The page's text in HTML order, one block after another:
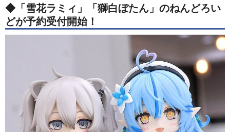
◆「雪花ラミィ」「獅白ぼたん」のねんどろい
どが予約受付開始！